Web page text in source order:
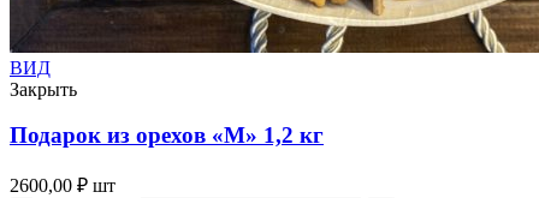
ВИД
Закрыть
Подарок из орехов «M» 1,2 кг
2600,00 ₽ шт